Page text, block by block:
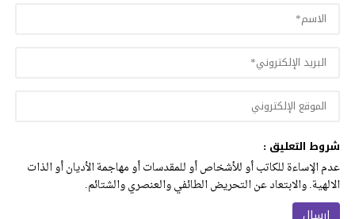
شروط التعليق :
عدم الإساءة للكاتب أو للأشخاص أو للمقدسات أو مهاجمة الأديان أو الذات
الالهية. والابتعاد عن التحريض الطائفي والعنصري والشتائم.